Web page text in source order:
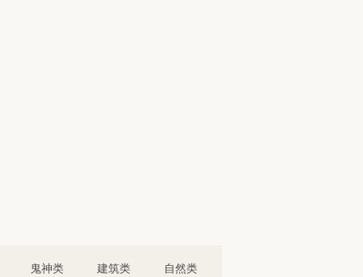
鬼神类 建筑类 自然类